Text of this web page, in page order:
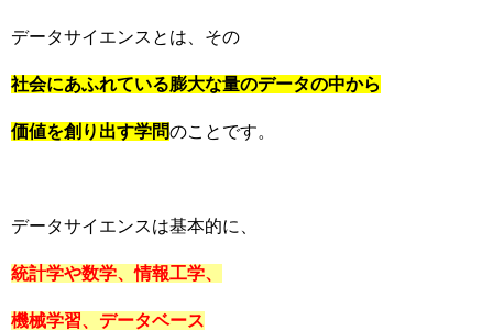
データサイエンスとは、その
社会にあふれている膨大な量のデータの中から
価値を創り出す学問のことです。
データサイエンスは基本的に、
統計学や数学、情報工学、
機械学習、データベース